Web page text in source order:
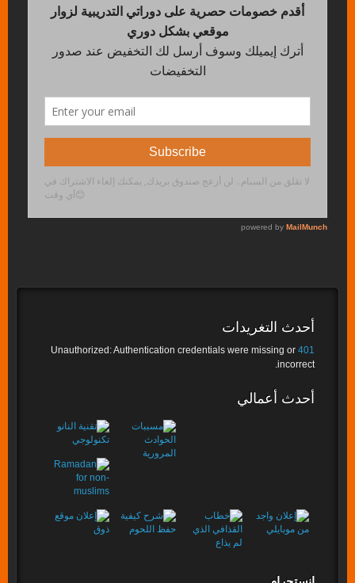
أحدث التغريدات
401
Unauthorized: Authentication credentials were missing or
incorrect.
أحدث أعمالي